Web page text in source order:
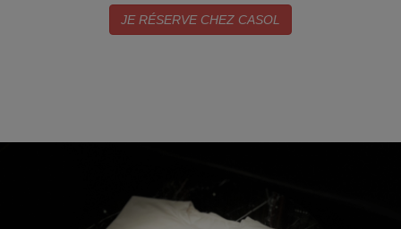
JE RÉSERVE CHEZ CASOL